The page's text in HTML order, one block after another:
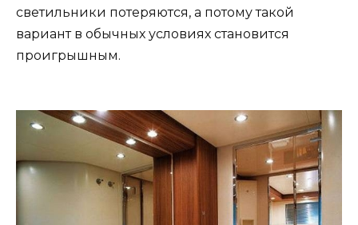
светильники потеряются, а потому такой
вариант в обычных условиях становится
проигрышным.